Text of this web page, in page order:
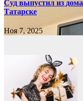
Суд выпустил из
Татарске
Ноя 7, 2025